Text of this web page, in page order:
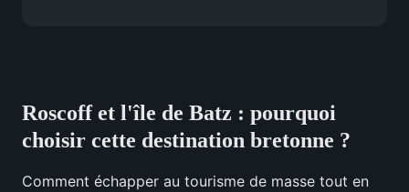
Roscoff et l'île de Batz : pourquoi
choisir cette destination bretonne ?
Comment échapper au tourisme de masse tout en